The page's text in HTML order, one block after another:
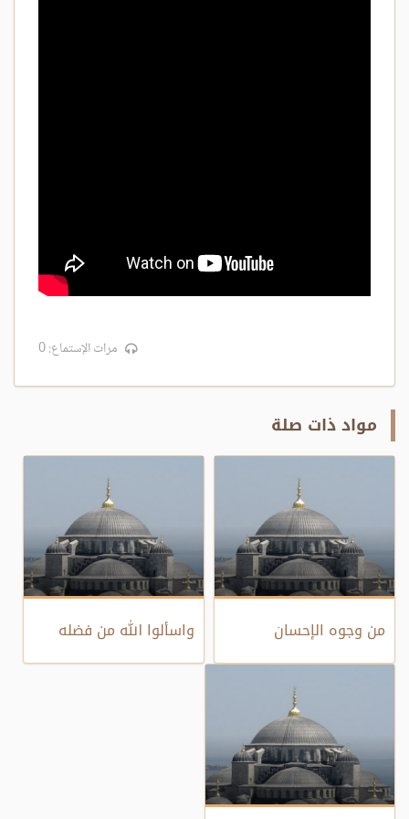
مرات الإستماع: 0
مواد ذات صلة
من وجوه الإحسان واسألوا الله من فضله